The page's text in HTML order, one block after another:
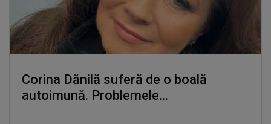
Corina Dănilă suferă de o boală
autoimună. Problemele...